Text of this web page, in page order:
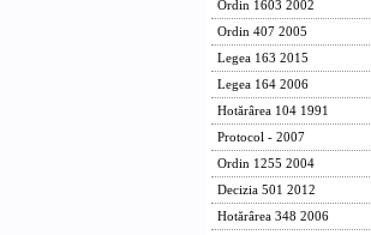
Ordin 1603 2002
Ordin 407 2005
Legea 163 2015
Legea 164 2006
Hotărârea 104 1991
Protocol - 2007
Ordin 1255 2004
Decizia 501 2012
Hotărârea 348 2006